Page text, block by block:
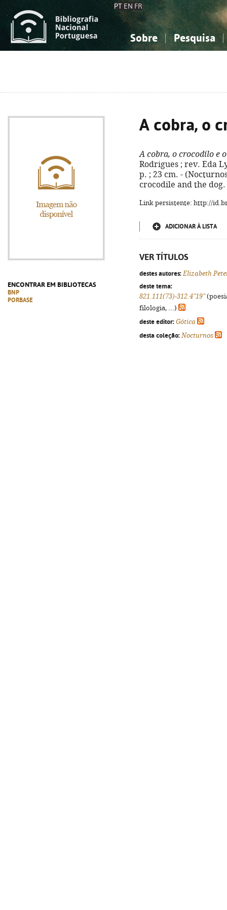
PT EN FR
Sobre Pesquisa
ENCONTRAR EM BIBLIOTECAS
BNP
PORBASE
A cobra, o
A cobra, o crocodilo e
Rodrigues ; rev. Eda
p. ; 23 cm. -
crocodile and the dog.
Link persistente: http://
ADICIONAR À LISTA
VER TÍTULOS
destes autores: Elizabeth
deste tema:
821.111(73)-312.4"19"
filologia, ...)
deste editor: Gótica
desta coleção: Nocturnos